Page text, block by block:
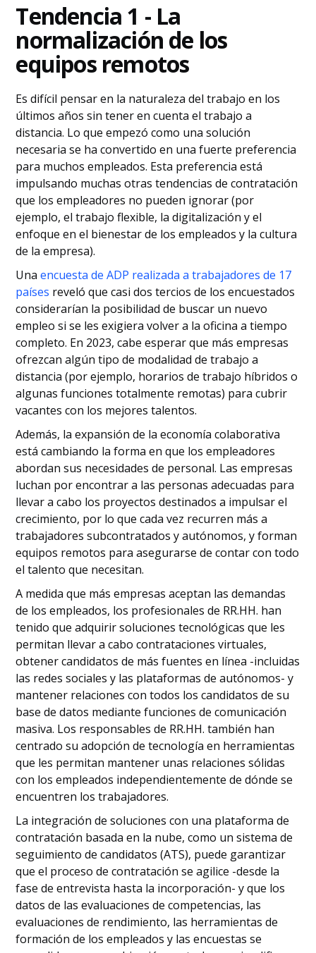
Tendencia 1 - La
normalización de los
equipos remotos
Es difícil pensar en la naturaleza del trabajo en los
últimos años sin tener en cuenta el trabajo a
distancia. Lo que empezó como una solución
necesaria se ha convertido en una fuerte preferencia
para muchos empleados. Esta preferencia está
impulsando muchas otras tendencias de contratación
que los empleadores no pueden ignorar (por
ejemplo, el trabajo flexible, la digitalización y el
enfoque en el bienestar de los empleados y la cultura
de la empresa).
Una encuesta de ADP realizada a trabajadores de 17
países reveló que casi dos tercios de los encuestados
considerarían la posibilidad de buscar un nuevo
empleo si se les exigiera volver a la oficina a tiempo
completo. En 2023, cabe esperar que más empresas
ofrezcan algún tipo de modalidad de trabajo a
distancia (por ejemplo, horarios de trabajo híbridos o
algunas funciones totalmente remotas) para cubrir
vacantes con los mejores talentos.
Además, la expansión de la economía colaborativa
está cambiando la forma en que los empleadores
abordan sus necesidades de personal. Las empresas
luchan por encontrar a las personas adecuadas para
llevar a cabo los proyectos destinados a impulsar el
crecimiento, por lo que cada vez recurren más a
trabajadores subcontratados y autónomos, y forman
equipos remotos para asegurarse de contar con todo
el talento que necesitan.
A medida que más empresas aceptan las demandas
de los empleados, los profesionales de RR.HH. han
tenido que adquirir soluciones tecnológicas que les
permitan llevar a cabo contrataciones virtuales,
obtener candidatos de más fuentes en línea -incluidas
las redes sociales y las plataformas de autónomos- y
mantener relaciones con todos los candidatos de su
base de datos mediante funciones de comunicación
masiva. Los responsables de RR.HH. también han
centrado su adopción de tecnología en herramientas
que les permitan mantener unas relaciones sólidas
con los empleados independientemente de dónde se
encuentren los trabajadores.
La integración de soluciones con una plataforma de
contratación basada en la nube, como un sistema de
seguimiento de candidatos (ATS), puede garantizar
que el proceso de contratación se agilice -desde la
fase de entrevista hasta la incorporación- y que los
datos de las evaluaciones de competencias, las
evaluaciones de rendimiento, las herramientas de
formación de los empleados y las encuestas se